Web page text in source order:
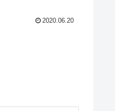
2020.06.20